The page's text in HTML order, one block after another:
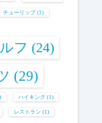
チューリップ(1)
フ (24)
(29)
ハイキング (1)
レストラン (1)